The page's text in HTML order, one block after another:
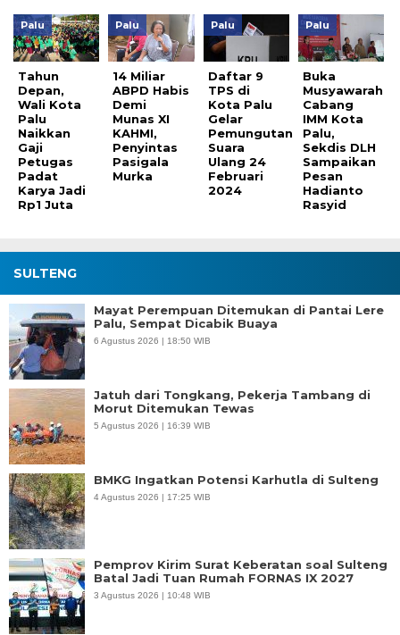
Palu
Tahun
Depan,
Wali Kota
Palu
Naikkan
Gaji
Petugas
Padat
Karya Jadi
Rp1 Juta
Palu
14 Miliar
ABPD Habis
Demi
Munas XI
KAHMI,
Penyintas
Pasigala
Murka
Palu
Daftar 9
TPS di
Kota Palu
Gelar
Pemungutan
Suara
Ulang 24
Februari
2024
Palu
Buka
Musyawarah
Cabang
IMM Kota
Palu,
Sekdis DLH
Sampaikan
Pesan
Hadianto
Rasyid
SULTENG
Mayat Perempuan Ditemukan di Pantai Lere
Palu, Sempat Dicabik Buaya
6 Agustus 2026 | 18:50 WIB
Jatuh dari Tongkang, Pekerja Tambang di
Morut Ditemukan Tewas
5 Agustus 2026 | 16:39 WIB
BMKG Ingatkan Potensi Karhutla di Sulteng
4 Agustus 2026 | 17:25 WIB
Pemprov Kirim Surat Keberatan soal Sulteng
Batal Jadi Tuan Rumah FORNAS IX 2027
3 Agustus 2026 | 10:48 WIB